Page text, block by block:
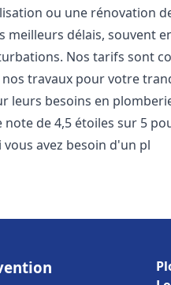
ou une rénovation
meilleurs délais, souvent
Nos tarifs sont
travaux pour votre
leurs besoins en
de 4,5 étoiles sur 5
avez besoin d'un pl